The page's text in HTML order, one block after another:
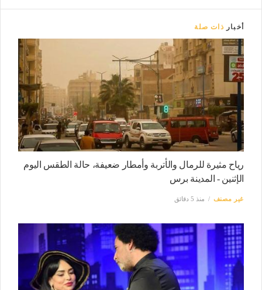
أخبار ذات صلة
رياح مثيرة للرمال والأتربة وأمطار ضعيفة، حالة الطقس اليوم
الإثنين - المدينة برس
غير مصنف منذ 5 دقائق